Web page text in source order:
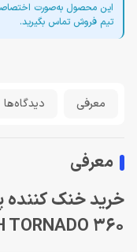
این محصول به‌صورت
تیم فروش تماس بگیرید.
معرفی دیدگاه‌ها
معرفی
TORNADO 360